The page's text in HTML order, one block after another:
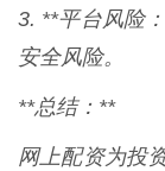
3. **平台风险
安全风险。
**总结：**
网上配资为投